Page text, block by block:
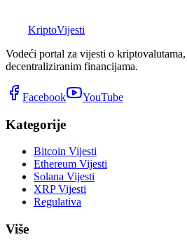
KriptoVijesti
Vodeći portal za vijesti o
decentraliziranim financijama.
Facebook YouTube
Kategorije
Bitcoin Vijesti
Ethereum Vijesti
Solana Vijesti
XRP Vijesti
Regulativa
Više